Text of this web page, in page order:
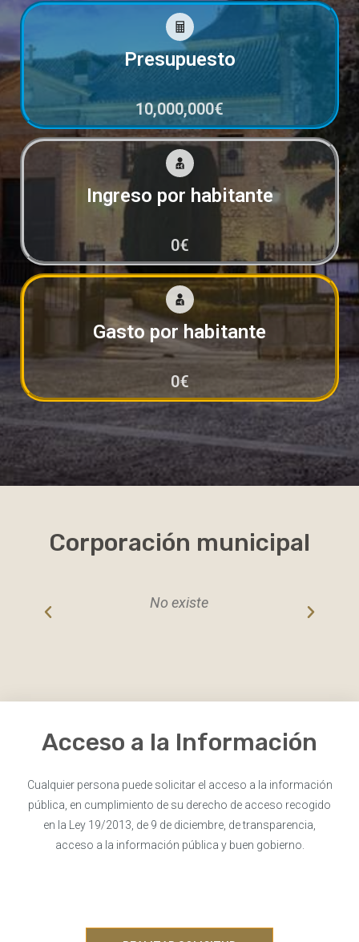
Presupuesto
10,000,000€
Ingreso por habitante
0€
Gasto por habitante
0€
Corporación municipal
No existe
Acceso a la Información
Cualquier persona puede solicitar el acceso a la información
pública, en cumplimiento de su derecho de acceso recogido
en la Ley 19/2013, de 9 de diciembre, de transparencia,
acceso a la información pública y buen gobierno.